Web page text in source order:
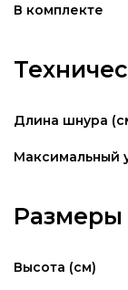
В комплекте
Длина шнура
Максимальный
Размеры
Высота (см)